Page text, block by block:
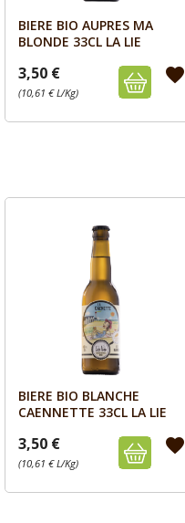
Aperçu
BIERE BIO AUPRES MA
BLONDE 33CL LA LIE
3,50 €
(10,61 € L/Kg)
favorite
Aperçu
BIERE BIO BLANCHE
CAENNETTE 33CL LA LIE
3,50 €
(10,61 € L/Kg)
favorite